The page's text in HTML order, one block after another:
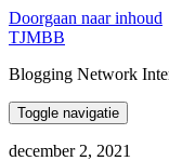
Doorgaan naar inhoud
TJMBB
Blogging Network
Toggle navigatie
december 2, 2021